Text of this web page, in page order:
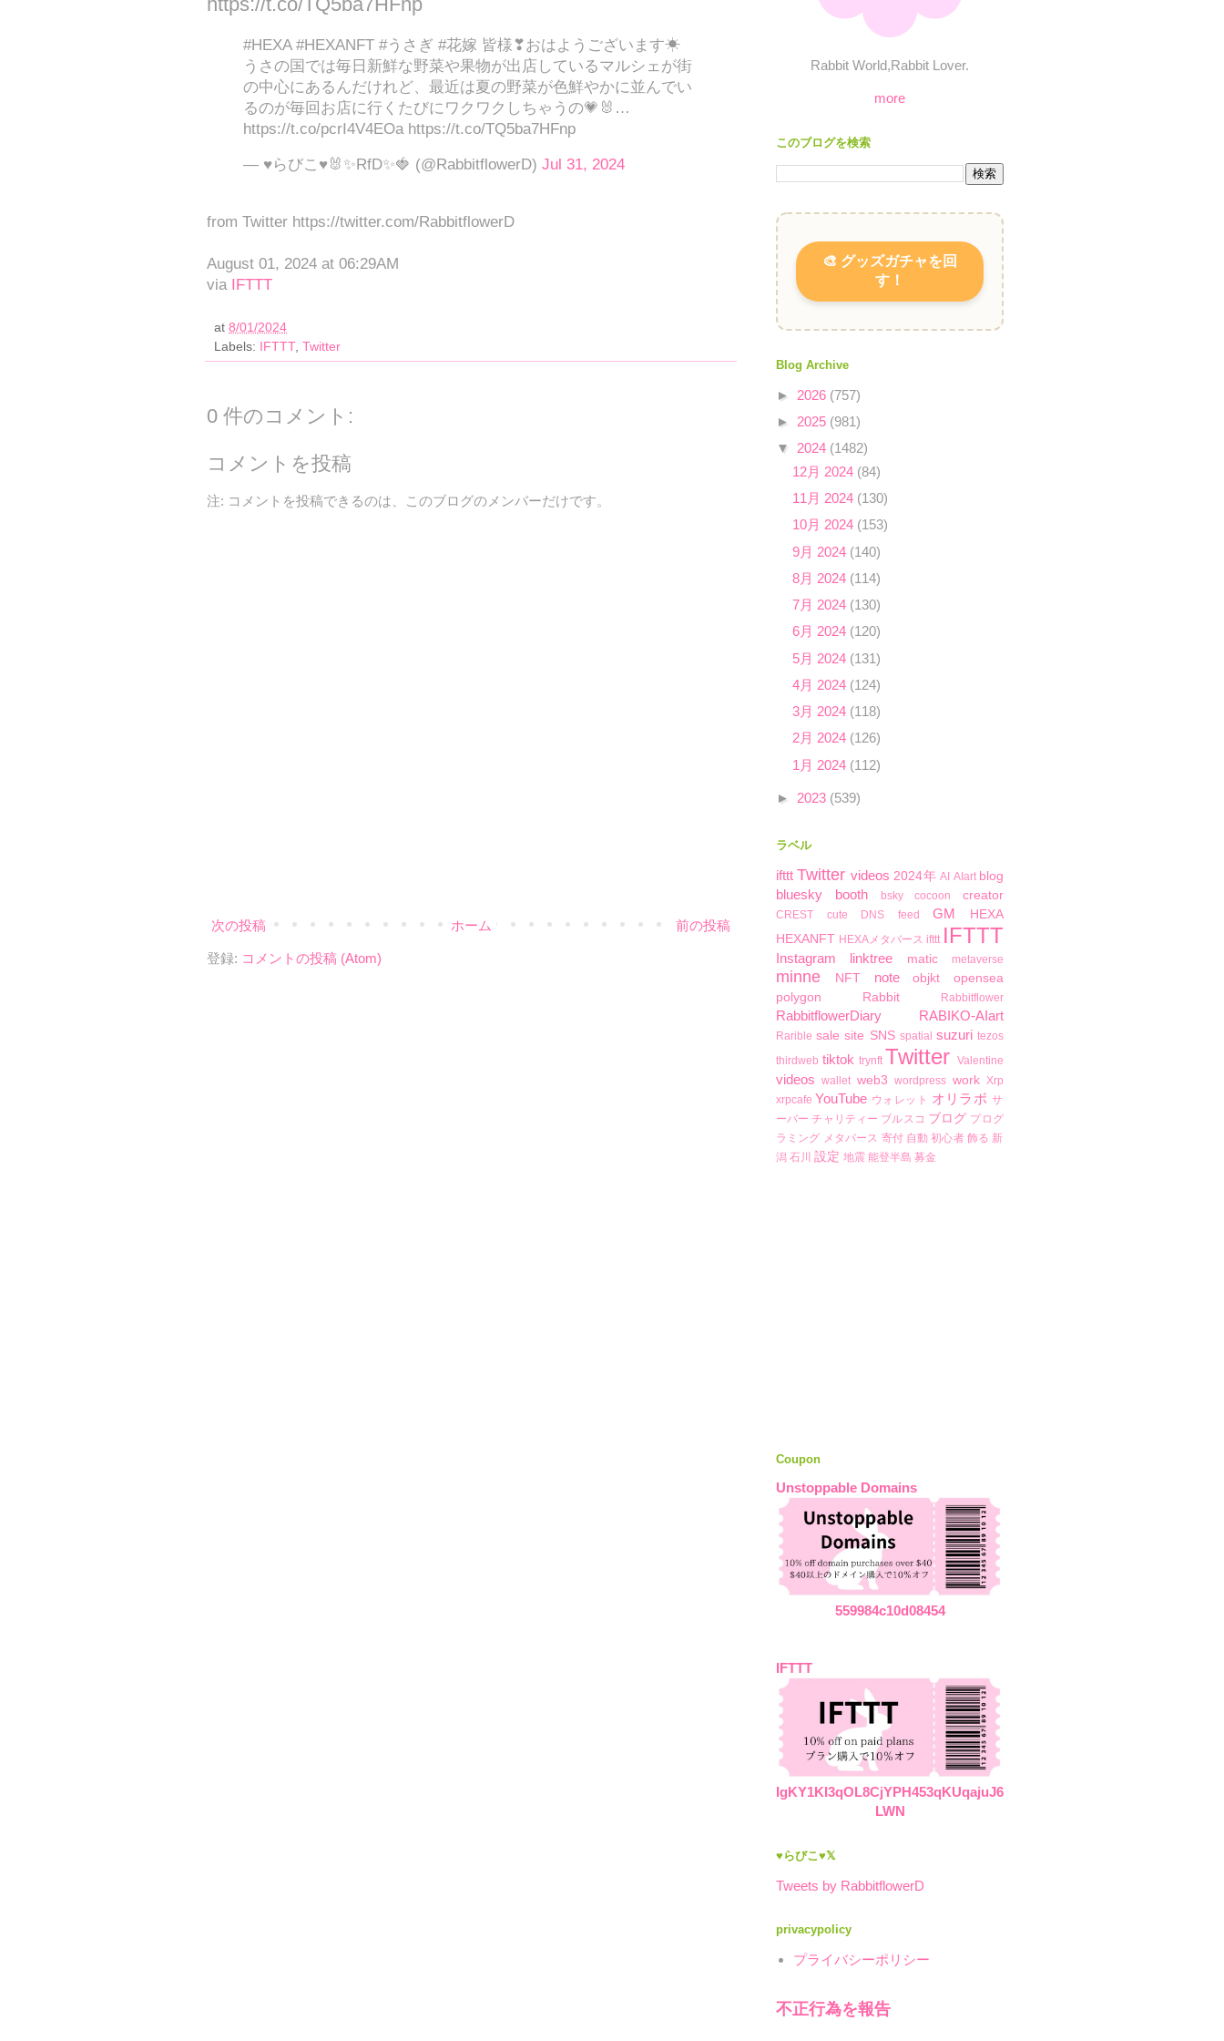
#HEXA #HEXANFT #うさぎ #花嫁 皆様❣おはようございます☀
うさの国では毎日新鮮な野菜や果物が出店しているマルシェが街
の中心にあるんだけれど、最近は夏の野菜が色鮮やかに並んでい
るのが毎回お店に行くたびにワクワクしちゃうの💗🐰…
https://t.co/pcrI4V4EOa https://t.co/TQ5ba7HFnp
— ♥らびこ♥🐰✨RfD✨🍓 (@RabbitflowerD) Jul 31, 2024
from Twitter https://twitter.com/RabbitflowerD
August 01, 2024 at 06:29AM
via IFTTT
at 8/01/2024
Labels:
IFTTT, Twitter
0 件のコメント:
コメントを投稿
注: コメントを投稿できるのは、このブログのメンバーだけです。
次の投稿 前の投稿
ホーム
登録: コメントの投稿 (Atom)
Rabbit World,Rabbit Lover.
more
このブログを検索
🎨 グッズガチャを回
す！
Blog Archive
► 2026 (757)
► 2025 (981)
▼ 2024 (1482)
12月 2024 (84)
11月 2024 (130)
10月 2024 (153)
9月 2024 (140)
8月 2024 (114)
7月 2024 (130)
6月 2024 (120)
5月 2024 (131)
4月 2024 (124)
3月 2024 (118)
2月 2024 (126)
1月 2024 (112)
► 2023 (539)
ラベル
ifttt Twitter videos 2024年 AI AIart blog
bluesky booth bsky cocoon creator
CREST cute DNS feed GM
HEXA
HEXANFT HEXAメタバース ifttt IFTTT
Instagram linktree matic metaverse
minne NFT note objkt
opensea
polygon
Rabbit Rabbitflower
RabbitflowerDiary RABIKO-AIart
Rarible sale site SNS spatial suzuri tezos
thirdweb tiktok trynft Twitter Valentine
videos wallet web3 wordpress work Xrp
xrpcafe YouTube ウォレット オリラボ サ
ーバー チャリティー ブルスコ ブログ プログ
ラミング メタバース 寄付 自動 初心者 飾る 新
潟 石川 設定 地震 能登半島 募金
Coupon
Unstoppable Domains
559984c10d08454
IFTTT
IgKY1KI3qOL8CjYPH453qKUqajuJ6
LWN
♥らびこ♥𝕏
Tweets by RabbitflowerD
privacypolicy
プライバシーポリシー
不正行為を報告